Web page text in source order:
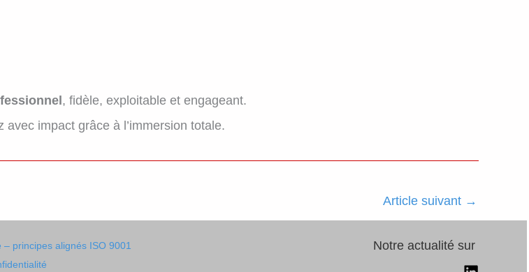
, fidèle, exploitable et engageant.
impact grâce à l’immersion totale.
Article suivant →
– principes alignés ISO 9001
Notre actualité sur